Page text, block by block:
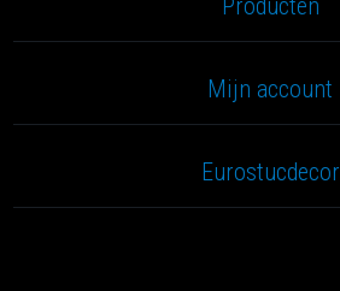
Producten
Mijn account
Eurostucdecor